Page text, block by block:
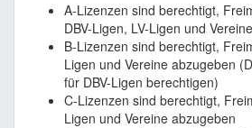
A-Lizenzen sind berechtigt,
DBV-Ligen, LV-Ligen und
B-Lizenzen sind berechtigt,
Ligen und Vereine abzugeben
für DBV-Ligen berechtigen)
C-Lizenzen sind berechtigt,
Ligen und Vereine abzugeben